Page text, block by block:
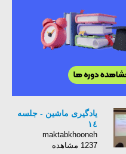
یادگیری ماشین - جلسه
١٤
maktabkhooneh
1237 مشاهده